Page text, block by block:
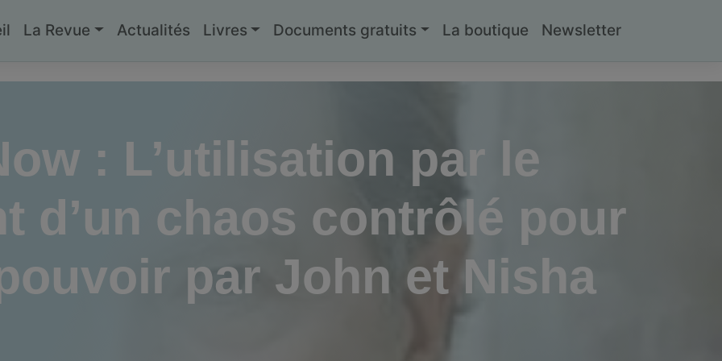
La Revue Actualités Livres Documents gratuits La boutique Newsletter
: L’utilisation par le
d’un chaos contrôlé pour
par John et Nisha